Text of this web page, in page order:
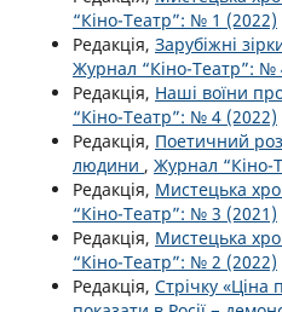
“Кіно-Театр”: № 1 (2022)
Редакція, Зарубіжні
Журнал “Кіно-Театр”: №
Редакція, Наші воїни
“Кіно-Театр”: № 4 (2022)
Редакція, Поетичний
людини , Журнал “Кіно-
Редакція, Мистецька
“Кіно-Театр”: № 3 (2021)
Редакція, Мистецька
“Кіно-Театр”: № 2 (2022)
Редакція, Стрічку «Ціна